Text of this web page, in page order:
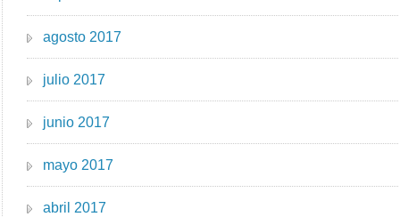
agosto 2017
julio 2017
junio 2017
mayo 2017
abril 2017